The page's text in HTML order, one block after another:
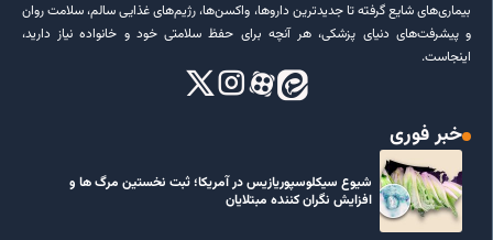
بیماری‌های شایع گرفته تا جدیدترین داروها، واکسن‌ها، رژیم‌های غذایی سالم، سلامت روان
و پیشرفت‌های دنیای پزشکی، هر آنچه برای حفظ سلامتی خود و خانواده نیاز دارید،
اینجاست.
خبر فوری
شیوع سیکلوسپوریازیس در آمریکا؛ ثبت نخستین مرگ ها و
افزایش نگران کننده مبتلایان